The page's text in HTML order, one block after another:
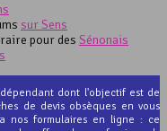
sur Sens
pour des Sénonais
dont l'objectif est de
de devis obsèques en vous
nos formulaires en ligne : ce